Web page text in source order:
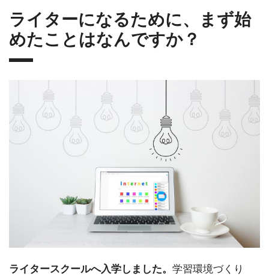
ライターになるために、まず始
めたことはなんですか？
ライタースクールへ入学しました。 学習環境づくり